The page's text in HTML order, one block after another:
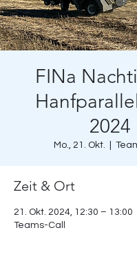
FINa
2024
Mo., 21. Okt.
Zeit & Ort
21. Okt. 2024, 12:30 – 13:00
Teams-Call